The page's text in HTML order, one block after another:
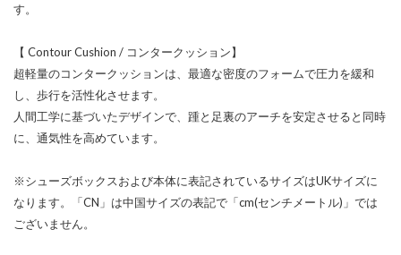
す。
【 Contour Cushion / コンタークッション】
超軽量のコンタークッションは、最適な密度のフォームで圧力を緩和
し、歩行を活性化させます。
人間工学に基づいたデザインで、踵と足裏のアーチを安定させると同時
に、通気性を高めています。
※シューズボックスおよび本体に表記されているサイズはUKサイズに
なります。「CN」は中国サイズの表記で「cm(センチメートル)」では
ございません。